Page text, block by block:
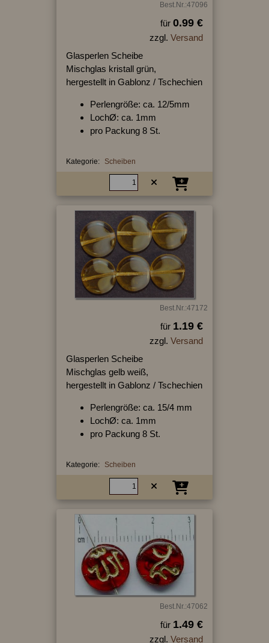
Best.Nr.:47096
für 0.99 €
zzgl. Versand
Glasperlen Scheibe
Mischglas kristall grün,
hergestellt in Gablonz / Tschechien
Perlengröße: ca. 12/5mm
LochØ: ca. 1mm
pro Packung 8 St.
Kategorie: Scheiben
Best.Nr.:47172
für 1.19 €
zzgl. Versand
Glasperlen Scheibe
Mischglas gelb weiß,
hergestellt in Gablonz / Tschechien
Perlengröße: ca. 15/4 mm
LochØ: ca. 1mm
pro Packung 8 St.
Kategorie: Scheiben
Best.Nr.:47062
für 1.49 €
zzgl. Versand